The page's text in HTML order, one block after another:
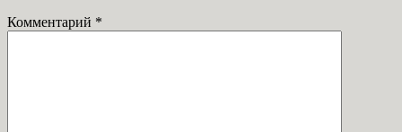
Комментарий *